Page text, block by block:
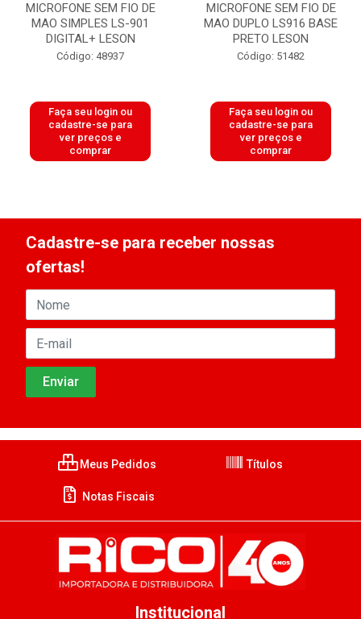
MICROFONE SEM FIO DE
MAO SIMPLES LS-901
DIGITAL+ LESON
Código: 48937
Faça seu login ou
cadastre-se para
ver preços e
comprar
MICROFONE SEM FIO DE
MAO DUPLO LS916 BASE
PRETO LESON
Código: 51482
Faça seu login ou
cadastre-se para
ver preços e
comprar
Cadastre-se para receber nossas
ofertas!
Meus Pedidos Títulos
Notas Fiscais
Institucional